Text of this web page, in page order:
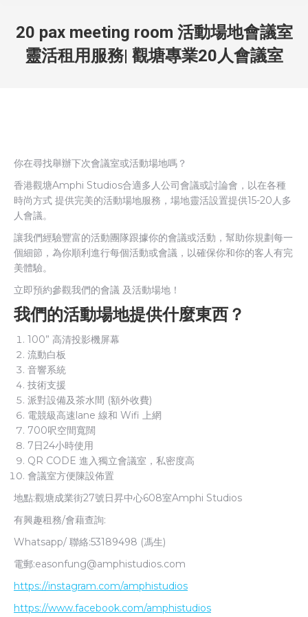
20 pax meeting room 活動場地會議室
靈活租用服務| 觀塘專業20人會議室
你在尋找舉辦下次會議室或活動場地嗎？
香港觀塘Amphi Studios合適多人公司會議或討論會，以在各種
時尚方式 提供完美的活動場地服務，場地靈活設置提供15-20人多
人會議。
讓我們經驗豐富的活動團隊跟據你的會議或活動，幫助你規劃每一
個細節，為你順利進行每個活動或會議，以確保你和你的客人有完
美體驗。
立即預約參觀我們的會議 及活動場地！
我們的活動場地提供什麼東西？
100” 高清投影機屏幕
流動白板
音響系統
技術支援
派對設備及茶水間 (額外收費)
電競級高速lane 線和 Wifi 上網
700呎空間寬闊
7日24小時使用
QR CODE 進入獨立會議室，私密度高
會議室方便陳設佈置
地點:觀塘成業街27號日昇中心608室Amphi Studios
有興趣租務/會藉查詢:
Whatsapp/ 聯絡:53189498 (馮生)
電郵:easonfung@amphistudios.com
https://instagram.com/amphistudios
https://www.facebook.com/amphistudios